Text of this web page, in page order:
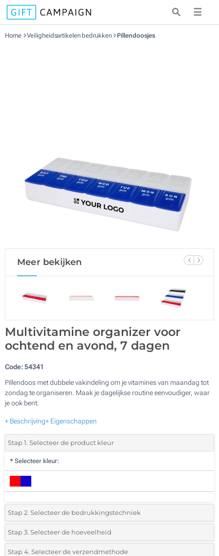
☰
Home Veiligheidsartikelen bedrukken Pillendoosjes
Meer bekijken
Multivitamine organizer voor
ochtend en avond, 7 dagen
Code:54341
Pillendoos met dubbele vakindeling om je vitamines van maandag tot
zondag te organiseren. Maak je dagelijkse routine eenvoudiger, waar
je ook bent.
+ Beschrijving+ Eigenschappen
Stap 1. Selecteer de product kleur
* Selecteer kleur:
Stap 2. Selecteer de bedrukkingstechniek
*Selecteer de bedrukking en kleuren van het logo:
1 Kleur (Voorkant)
Stap 3. Selecteer de hoeveelheid
*Selecteer uit de lijst of voeg het gewenste aantal in
Stap 4. Selecteer de verzendmethode